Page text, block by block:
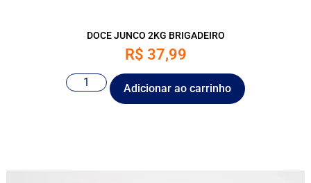
DOCE JUNCO 2KG BRIGADEIRO
R$ 37,99
Adicionar ao carrinho